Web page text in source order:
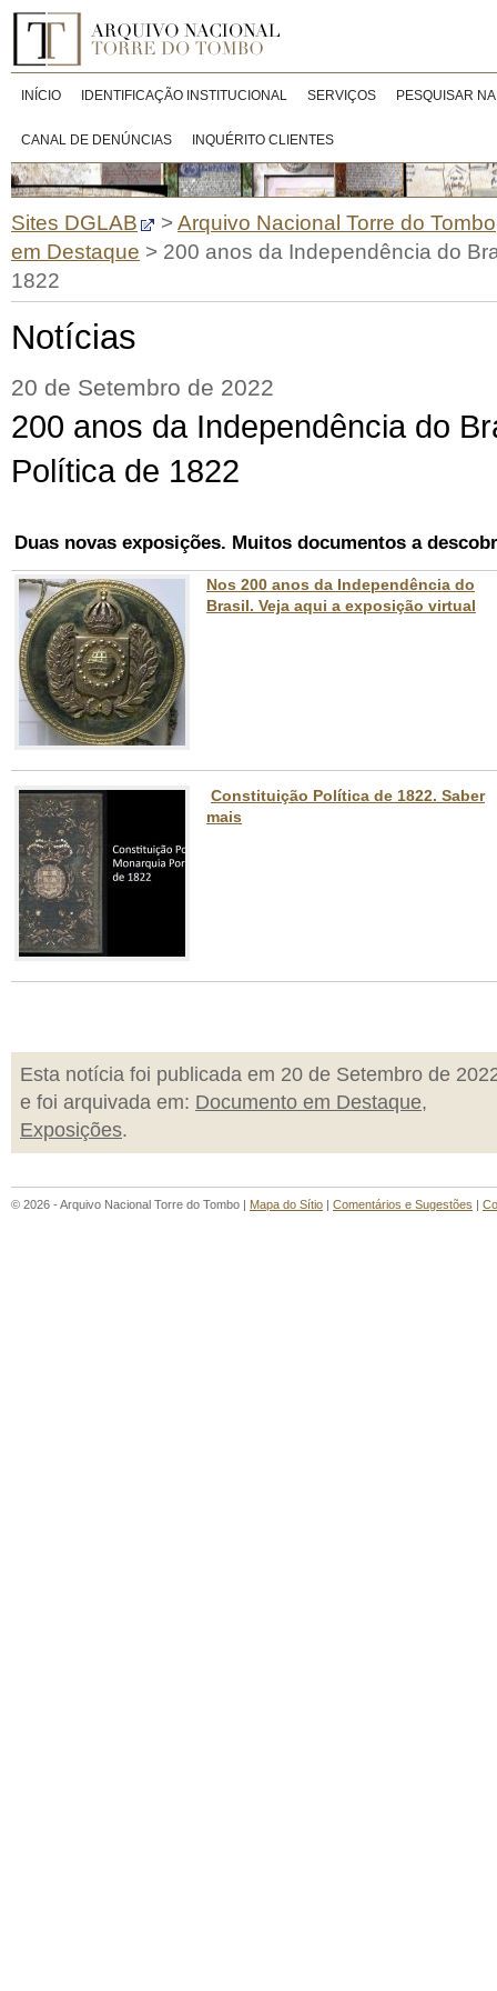
INÍCIO IDENTIFICAÇÃO INSTITUCIONAL SERVIÇOS PESQUISAR
CANAL DE DENÚNCIAS INQUÉRITO CLIENTES
Sites DGLAB >Arquivo Nacional Torre do Tombo
em Destaque > 200 anos da Independência do
1822
Notícias
20 de Setembro de 2022
200 anos da Independência do
Política de 1822
Duas novas exposições. Muitos documentos a
Nos 200 anos da Independência do
Brasil. Veja aqui a exposição virtual
Constituição Política de 1822. Saber
mais
Esta notícia foi publicada em 20 de Setembro de
e foi arquivada em: Documento em Destaque,
Exposições.
© 2026 - Arquivo Nacional Torre do Tombo | Mapa do Sítio | Comentários e Sugestões |